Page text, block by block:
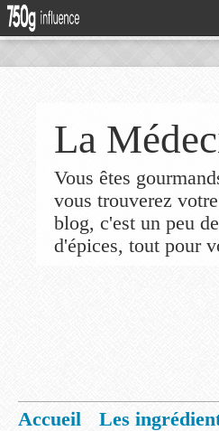
La
Vous êtes
vous trouverez
blog, c'est un peu
d'épices, tout pour
Accueil
Les